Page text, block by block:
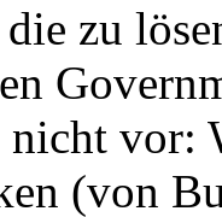
zu
nicht vor:
(von